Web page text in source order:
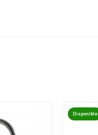
Disponible